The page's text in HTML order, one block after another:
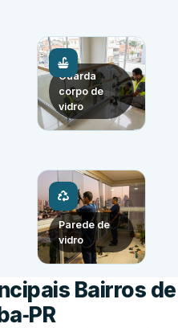
Guarda
corpo de
vidro
Parede de
vidro
Bairros de